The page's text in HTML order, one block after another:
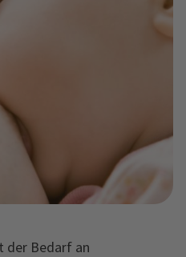
der Bedarf an